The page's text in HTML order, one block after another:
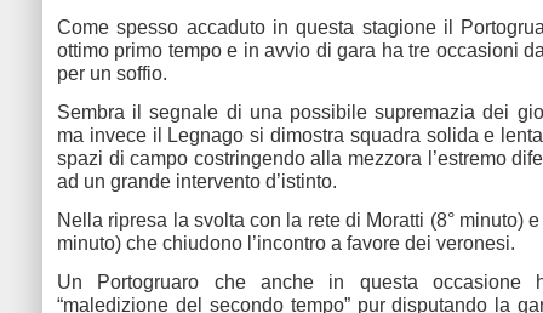
Come spesso accaduto in questa stagione il
ottimo primo tempo e in avvio di gara ha tre occasioni
per un soffio.
Sembra il segnale di una possibile supremazia dei
ma invece il Legnago si dimostra squadra solida e
spazi di campo costringendo alla mezzora l’estremo
ad un grande intervento d’istinto.
Nella ripresa la svolta con la rete di Moratti (8° minuto)
minuto) che chiudono l’incontro a favore dei veronesi.
Un Portogruaro che anche in questa occasione
“maledizione del secondo tempo” pur disputando la